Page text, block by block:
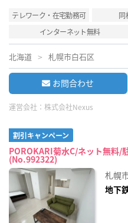
テレワーク・在宅勤務可 同
インターネット無料
北海道 札幌市白石区
お問合わせ
運営会社： 株式会社Nexus
割引キャンペーン
POROKARI菊水C/ネット無料/
(No.992322)
札幌
地下